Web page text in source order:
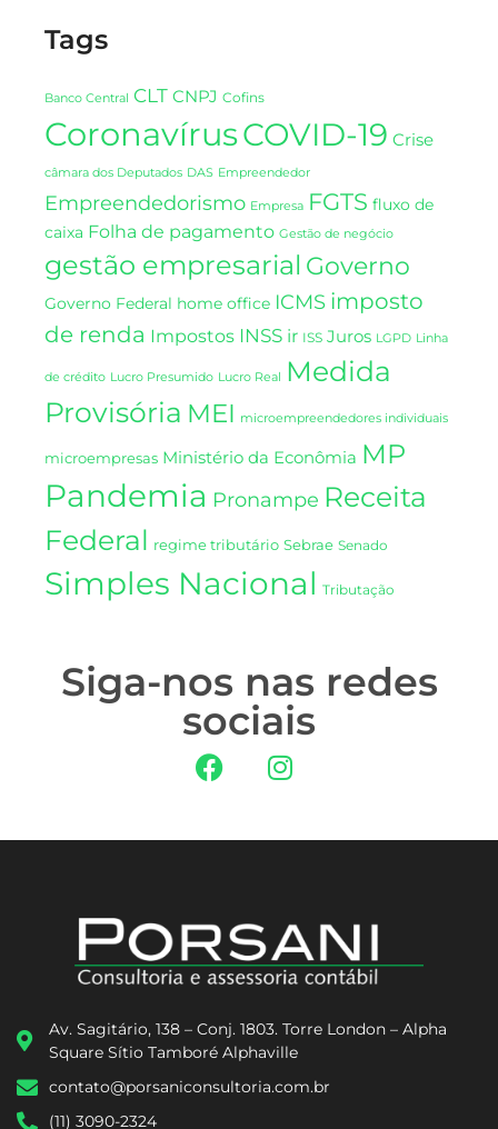
Tags
Banco Central CLT CNPJ Cofins
CoronavírusCOVID-19 Crise
câmara dos Deputados DAS Empreendedor
Empreendedorismo Empresa FGTS fluxo de
caixa Folha de pagamento Gestão de negócio
gestão empresarial Governo
Governo Federal home office ICMS imposto
de renda Impostos INSS ir ISS Juros LGPD Linha
de crédito Lucro Presumido Lucro Real Medida
Provisória MEI microempreendedores individuais
microempresas Ministério da Econômia MP
Pandemia Pronampe Receita
Federal regime tributário Sebrae Senado
Simples Nacional Tributação
Siga-nos nas redes
sociais
Av. Sagitário, 138 – Conj. 1803. Torre London – Alpha
Square Sítio Tamboré Alphaville
contato@porsaniconsultoria.com.br
(11) 3090-2324